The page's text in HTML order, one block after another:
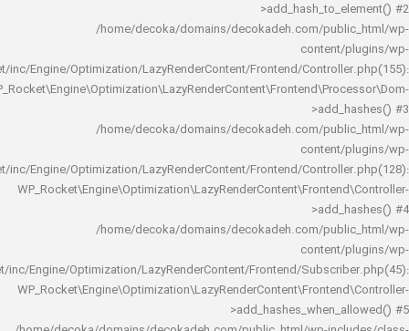
/home/decoka/domains/decokadeh.com/
rocket/inc/Engine/Optimization/LazyRenderContent/Frontend/
/home/decoka/domains/decokadeh.com/
rocket/inc/Engine/Optimization/LazyRenderContent/Frontend/
/home/decoka/domains/decokadeh.com/
rocket/inc/Engine/Optimization/LazyRenderContent/Frontend/